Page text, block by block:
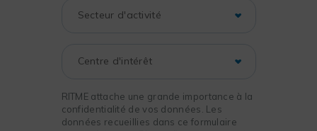
RITME attache une grande importance à la
confidentialité de vos données. Les
données recueillies dans ce formulaire